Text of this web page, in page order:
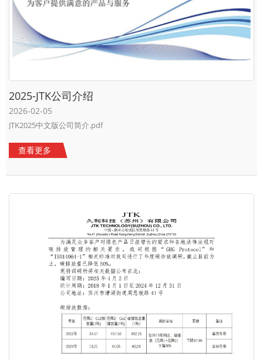
2025-JTK公司介绍
2026-02-05
JTK2025中文版公司简介.pdf
查看更多